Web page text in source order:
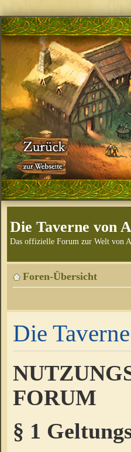
Die Taverne von
Das offizielle Forum zur Welt von
Foren-Übersicht
Die
FORUM
§ 1